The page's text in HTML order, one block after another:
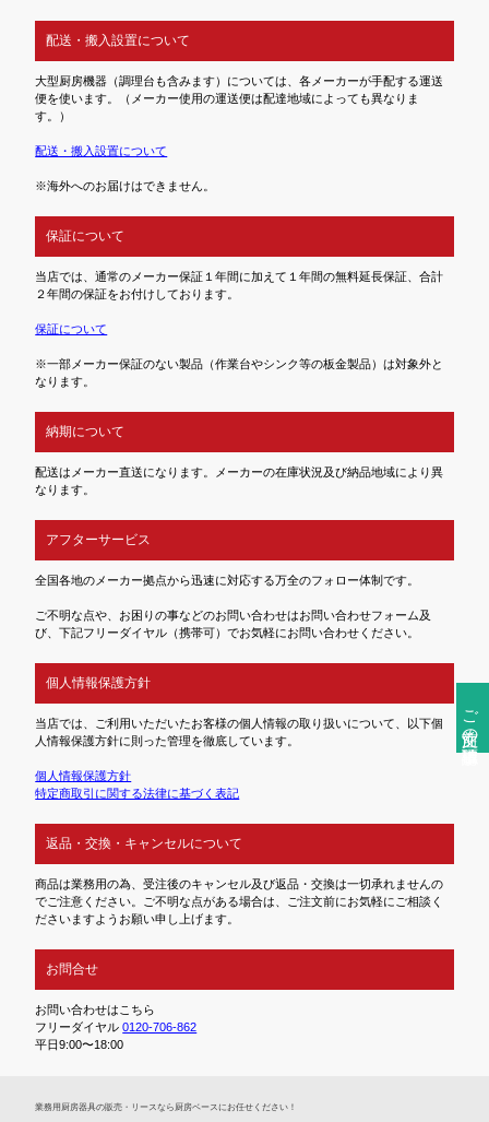
ご注文前の確認事項
配送・搬入設置について
大型厨房機器（調理台も含みます）については、各メーカーが手配する運送
便を使います。（メーカー使用の運送便は配達地域によっても異なりま
す。）
配送・搬入設置について
※海外へのお届けはできません。
保証について
当店では、通常のメーカー保証１年間に加えて１年間の無料延長保証、合計
２年間の保証をお付けしております。
保証について
※一部メーカー保証のない製品（作業台やシンク等の板金製品）は対象外と
なります。
納期について
配送はメーカー直送になります。メーカーの在庫状況及び納品地域により異
なります。
アフターサービス
全国各地のメーカー拠点から迅速に対応する万全のフォロー体制です。
ご不明な点や、お困りの事などのお問い合わせはお問い合わせフォーム及
び、下記フリーダイヤル（携帯可）でお気軽にお問い合わせください。
個人情報保護方針
当店では、ご利用いただいたお客様の個人情報の取り扱いについて、以下個
人情報保護方針に則った管理を徹底しています。
個人情報保護方針
特定商取引に関する法律に基づく表記
返品・交換・キャンセルについて
商品は業務用の為、受注後のキャンセル及び返品・交換は一切承れませんの
でご注意ください。ご不明な点がある場合は、ご注文前にお気軽にご相談く
ださいますようお願い申し上げます。
お問合せ
お問い合わせはこちら
フリーダイヤル0120-706-862
平日9:00〜18:00
業務⽤厨房器具の販売・リースなら厨房ベースにお任せください！